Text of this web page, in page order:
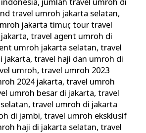
, jumlah travel umroh di
travel umroh jakarta selatan,
jakarta timur,tour travel
,travel agent umroh di
umroh jakarta selatan,travel
jakarta,travel haji dan umroh di
umroh,travel umroh 2023
2024 jakarta,travel umroh
umroh besar di jakarta,travel
,travel umroh di jakarta
di jambi,travel umroh eksklusif
haji di jakarta selatan,travel